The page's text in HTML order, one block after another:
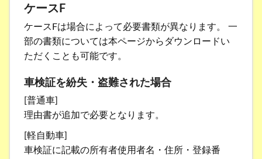
ケースF
ケースFは場合によって必要書類が異なります。 一
部の書類については本ページからダウンロードい
ただくことも可能です。
車検証を紛失・盗難された場合
[普通車]
理由書が追加で必要となります。
[軽自動車]
車検証に記載の所有者使用者名・住所・登録番